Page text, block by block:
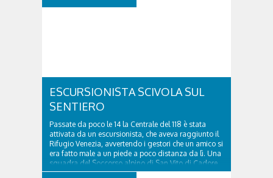
ESCURSIONISTA SCIVOLA SUL
SENTIERO
Passate da poco le 14 la Centrale del 118 è stata
attivata da un escursionista, che aveva raggiunto il
Rifugio Venezia, avvertendo i gestori che un amico si
era fatto male a un piede a poco distanza da lì. Una
squadra del Soccorso alpino di San Vito di Cadore
ha quindi raggiunto l'infortunato...